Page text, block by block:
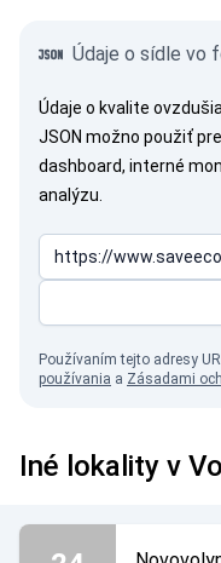
Údaje o sídle vo
Údaje o kvalite
JSON možno použiť
dashboard, interné
analýzu.
Používaním tejto adresy
používania a Zásadami
Iné lokality v